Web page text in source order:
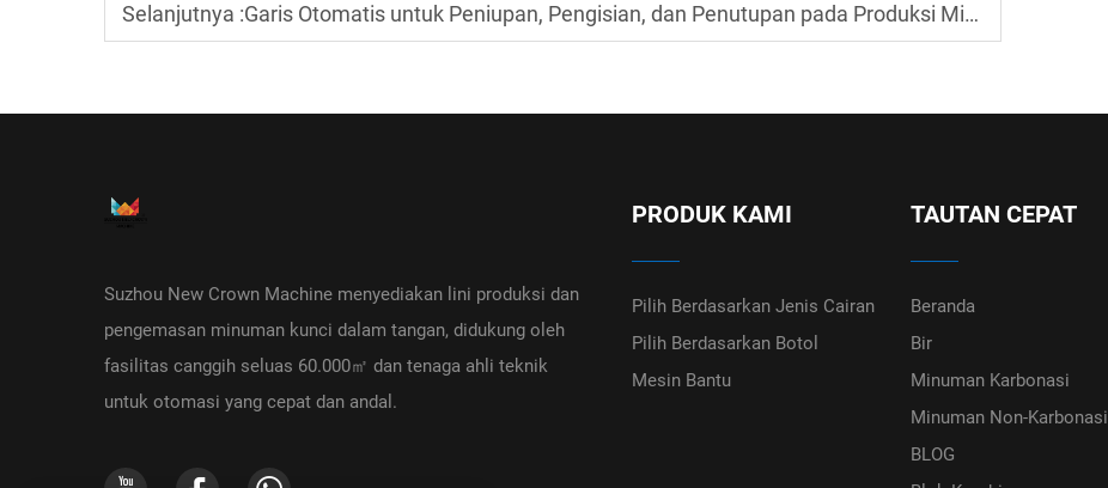
Selanjutnya :Garis Otomatis untuk Peniupan, Pengisian, dan Penutupan pada Produksi Minuman
Suzhou New Crown Machine menyediakan lini produksi dan
pengemasan minuman kunci dalam tangan, didukung oleh
fasilitas canggih seluas 60.000㎡ dan tenaga ahli teknik
untuk otomasi yang cepat dan andal.
PRODUK KAMI
Pilih Berdasarkan Jenis Cairan
Pilih Berdasarkan Botol
Mesin Bantu
TAUTAN CEPAT
Beranda
Bir
Minuman Karbonasi
Minuman Non-Karbonasi
BLOG